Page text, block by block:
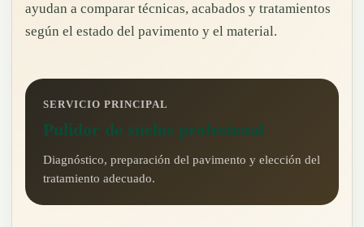
ayudan a comparar técnicas, acabados y tratamientos
según el estado del pavimento y el material.
SERVICIO PRINCIPAL
Pulidor de suelos profesional
Diagnóstico, preparación del pavimento y elección del
tratamiento adecuado.